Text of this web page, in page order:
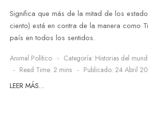
Significa que más de la mitad de los
ciento) está en contra de la manera como
país en todos los sentidos.
Animal Político Categoría: Historias del
Read Time: 2 mins
Publicado: 24 Abril
LEER MÁS…